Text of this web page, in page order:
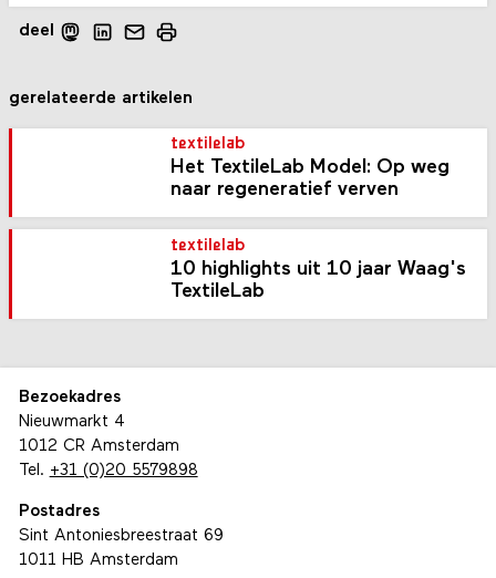
deel
gerelateerde artikelen
textilelab
Het TextileLab Model: Op weg
naar regeneratief verven
textilelab
10 highlights uit 10 jaar Waag's
TextileLab
Bezoekadres
Nieuwmarkt 4
1012 CR Amsterdam
Tel. +31 (0)20 5579898
Postadres
Sint Antoniesbreestraat 69
1011 HB Amsterdam